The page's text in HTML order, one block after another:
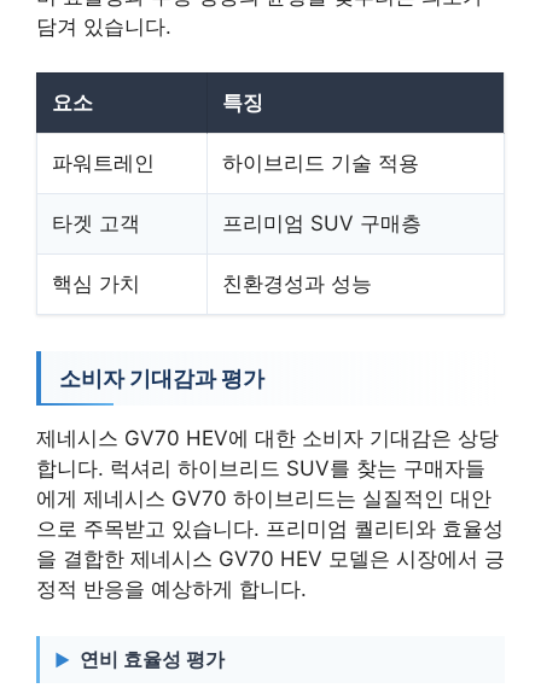
담겨 있습니다.
요소 특징
파워트레인 하이브리드 기술 적용
타겟 고객 프리미엄 SUV 구매층
핵심 가치 친환경성과 성능
소비자 기대감과 평가
제네시스 GV70 HEV에 대한 소비자 기대감은 상당
합니다. 럭셔리 하이브리드 SUV를 찾는 구매자들
에게 제네시스 GV70 하이브리드는 실질적인 대안
으로 주목받고 있습니다. 프리미엄 퀄리티와 효율성
을 결합한 제네시스 GV70 HEV 모델은 시장에서 긍
정적 반응을 예상하게 합니다.
연비 효율성 평가